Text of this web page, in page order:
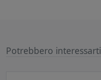
Potrebbero interessarti